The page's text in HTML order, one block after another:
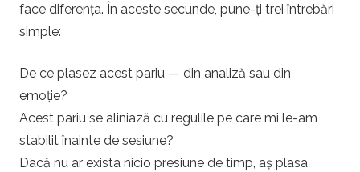
face diferența. În aceste secunde, pune-ți trei întrebări
simple:
De ce plasez acest pariu — din analiză sau din
emoție?
Acest pariu se aliniază cu regulile pe care mi le-am
stabilit înainte de sesiune?
Dacă nu ar exista nicio presiune de timp, aș plasa